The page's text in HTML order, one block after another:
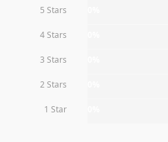
5 Stars
4 Stars
3 Stars
2 Stars
1 Star